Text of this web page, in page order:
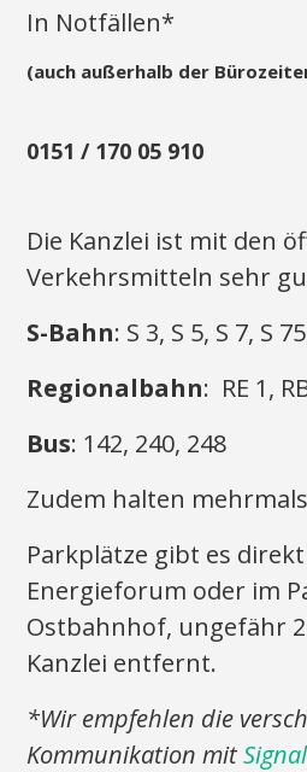
In Notfällen*
(auch außerhalb der
0151 / 170 05 910
Die Kanzlei ist mit den
Verkehrsmitteln sehr
S-Bahn: S 3, S 5, S 7, S
Regionalbahn: RE 1,
Bus: 142, 240, 248
Zudem halten
Parkplätze gibt es
Energieforum oder im
Ostbahnhof, ungefähr
Kanzlei entfernt.
*Wir empfehlen die
Kommunikation mitSignal